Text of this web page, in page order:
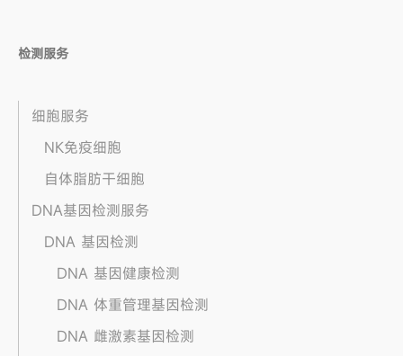
检测服务
细胞服务
NK免疫细胞
自体脂肪干细胞
DNA基因检测服务
DNA 基因检测
DNA 基因健康检测
DNA 体重管理基因检测
DNA 雌激素基因检测